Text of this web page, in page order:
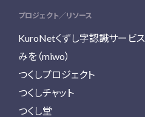
プロジェクト／リソース
KuroNetくずし字認識サービス
みを（miwo）
つくしプロジェクト
つくしチャット
つくし堂